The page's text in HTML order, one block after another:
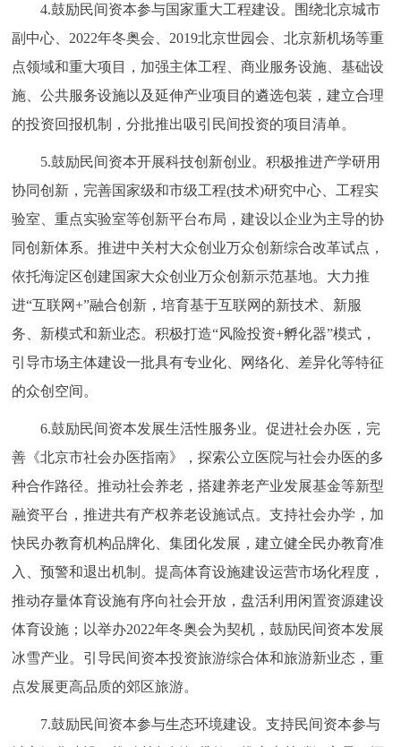
4.鼓励民间资本参与国家重大工程建设。围绕北京城市
副中心、2022年冬奥会、2019北京世园会、北京新机场等重
点领域和重大项目，加强主体工程、商业服务设施、基础设
施、公共服务设施以及延伸产业项目的遴选包装，建立合理
的投资回报机制，分批推出吸引民间投资的项目清单。
5.鼓励民间资本开展科技创新创业。积极推进产学研用
协同创新，完善国家级和市级工程(技术)研究中心、工程实
验室、重点实验室等创新平台布局，建设以企业为主导的协
同创新体系。推进中关村大众创业万众创新综合改革试点，
依托海淀区创建国家大众创业万众创新示范基地。大力推
进“互联网+”融合创新，培育基于互联网的新技术、新服
务、新模式和新业态。积极打造“风险投资+孵化器”模式，
引导市场主体建设一批具有专业化、网络化、差异化等特征
的众创空间。
6.鼓励民间资本发展生活性服务业。促进社会办医，完
善《北京市社会办医指南》，探索公立医院与社会办医的多
种合作路径。推动社会养老，搭建养老产业发展基金等新型
融资平台，推进共有产权养老设施试点。支持社会办学，加
快民办教育机构品牌化、集团化发展，建立健全民办教育准
入、预警和退出机制。提高体育设施建设运营市场化程度，
推动存量体育设施有序向社会开放，盘活利用闲置资源建设
体育设施；以举办2022年冬奥会为契机，鼓励民间资本发展
冰雪产业。引导民间资本投资旅游综合体和旅游新业态，重
点发展更高品质的郊区旅游。
7.鼓励民间资本参与生态环境建设。支持民间资本参与